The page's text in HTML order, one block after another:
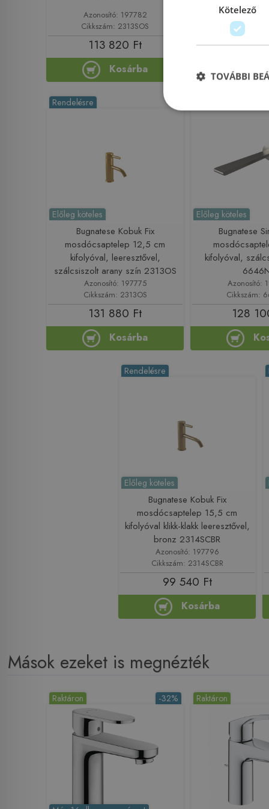
Azonosító: 197782
Cikkszám: 2313SOS
113 820 Ft
Kosárba
Azonosító:
Cikkszám:
129
Rendelésre
Előleg köteles
Bugnatese Kobuk Fix
mosdócsaptelep 12,5 cm
kifolyóval, leeresztővel,
szálcsiszolt arany szín 2313OS
Azonosító: 197775
Cikkszám: 2313OS
131 880 Ft
Kosárba
Előleg köteles
Bugnatese
kifolyóval,
Azonosító:
Cikkszám:
128
Rendelésre
Előleg köteles
Bugnatese Kobuk Fix
mosdócsaptelep 15,5 cm
kifolyóval klikk-klakk leeresztővel,
bronz 2314SCBR
Azonosító: 197796
Cikkszám: 2314SCBR
99 540 Ft
Kosárba
Mások ezeket is megnézték
-32%
Raktáron Raktáron
Kötelező
TOVÁBBI